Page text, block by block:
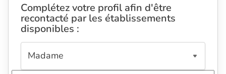
Complétez votre profil afin d'être
recontacté par les établissements
disponibles :